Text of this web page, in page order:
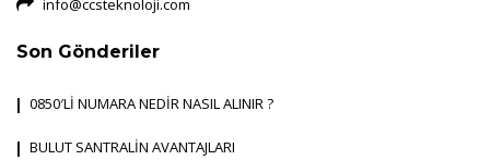
info@ccsteknoloji.com
Son Gönderiler
0850′Lİ NUMARA NEDİR NASIL ALINIR ?
BULUT SANTRALİN AVANTAJLARI